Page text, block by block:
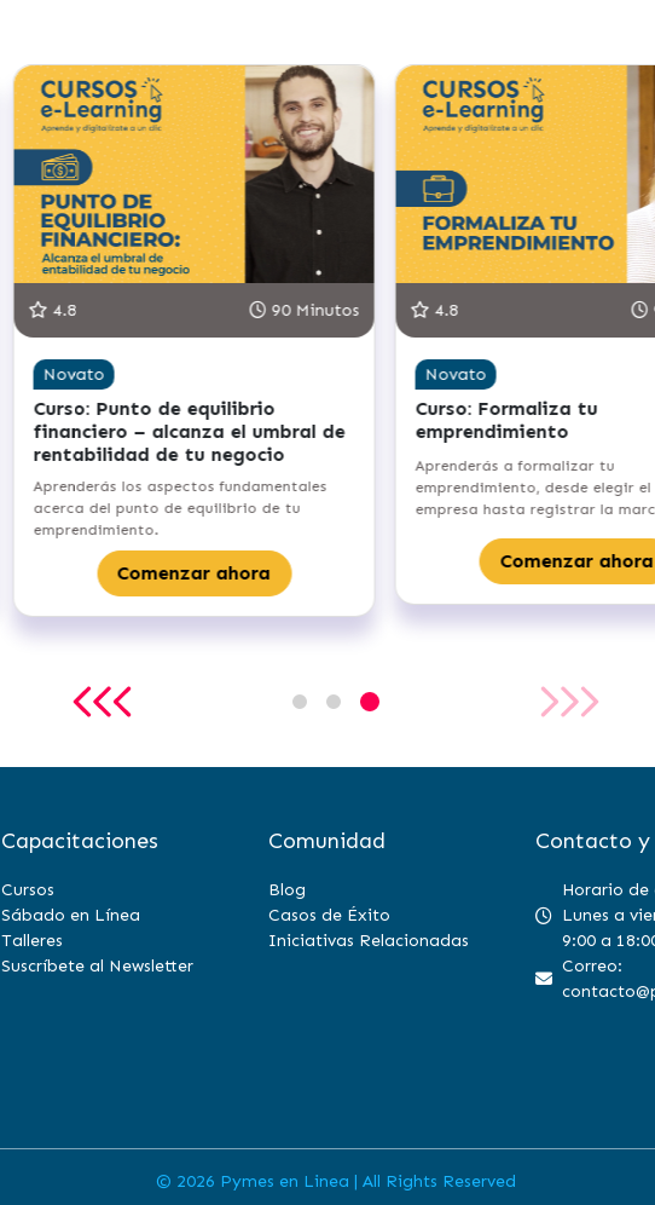
4.8 90 Minutos
Novato
Curso: Punto de equilibrio
financiero – alcanza el umbral de
rentabilidad de tu negocio
Aprenderás los aspectos fundamentales
acerca del punto de equilibrio de tu
emprendimiento.
Comenzar ahora
4.8
Novato
Curso: Formaliza tu
emprendimiento
Aprenderás a formalizar tu
emprendimiento, desde elegir el
empresa hasta registrar la
Comenzar ahora
Capacitaciones
Cursos
Sábado en Línea
Talleres
Suscríbete al Newsletter
Comunidad
Blog
Casos de Éxito
Iniciativas Relacionadas
Contacto y
Horario de
Lunes a
9:00 a
Correo:
© 2026 Pymes en Linea | All Rights Reserved